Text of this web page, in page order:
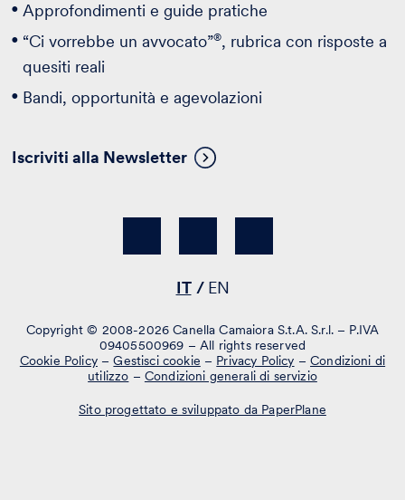
Approfondimenti e guide pratiche
“Ci vorrebbe un avvocato”®, rubrica con risposte a
quesiti reali
Bandi, opportunità e agevolazioni
Iscriviti alla Newsletter
IT EN
Copyright © 2008-2026 Canella Camaiora S.t.A. S.r.l. – P.IVA
09405500969 – All rights reserved
Cookie Policy–Gestisci cookie – Privacy Policy –Condizioni di
utilizzo – Condizioni generali di servizio
Sito progettato e sviluppato da PaperPlane